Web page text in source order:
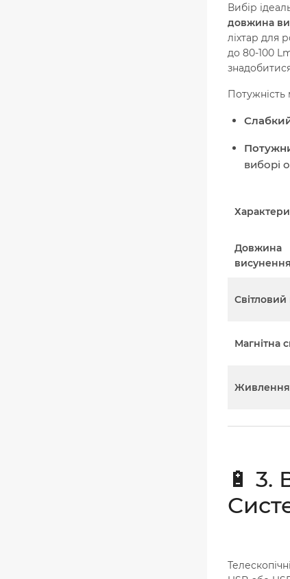
Вибір
довжина
ліхтар для
до 80-100
Потужність
виборі
Довжина
висунення
Світловий
Магнітна
Живлення
🔋